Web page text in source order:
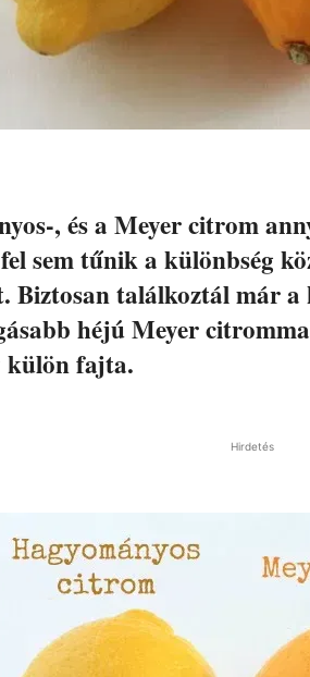
, és a Meyer citrom
sem tűnik a különbség
Biztosan találkoztál már a
héjú Meyer
külön fajta.
Hirdetés